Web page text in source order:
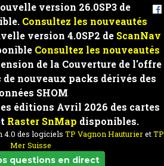
version 26.0SP3 de
Consultez les nouveautés
version 4.0SP2 de ScanNav
Consultez les nouveautés
de la Couverture de l'offre
de nouveaux packs dérivés des
SHOM
éditions Avril 2026 des cartes
Raster SnMap disponibles.
4.0 des logiciels TP Vagnon HauturieretTP
Mer Suisse
questions en direct